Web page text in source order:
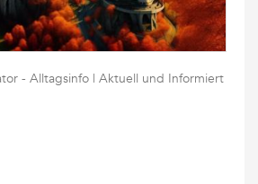
- Alltagsinfo | Aktuell und Informiert